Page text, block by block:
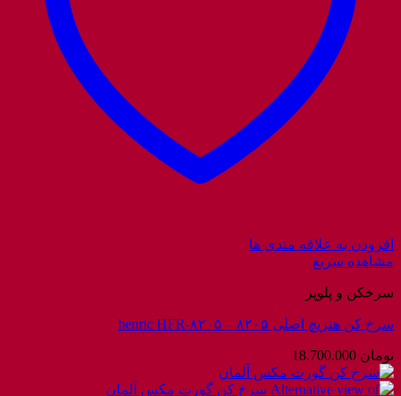
افزودن به علاقه مندی ها
مشاهده سریع
سرخکن و پلوپز
سرخ کن هنریچ اصلی ۸۲۰۵ – henric HFR-۸۲۰۵
تومان